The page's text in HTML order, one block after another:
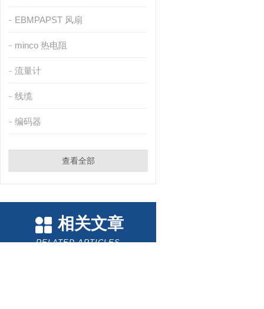
EBMPAPST 风扇
minco 热电阻
流量计
线缆
编码器
查看全部
相关文章
RELATED ARTICLES